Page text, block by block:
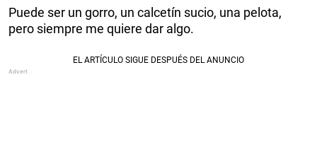
Puede ser un gorro, un calcetín sucio, una pelota,
pero siempre me quiere dar algo.